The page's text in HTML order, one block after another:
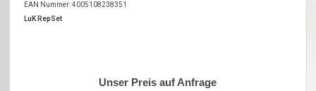
EAN Nummer: 4005108238351
LuK RepSet
Unser Preis auf Anfrage